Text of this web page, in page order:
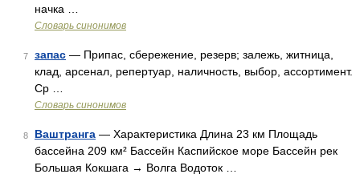
начка …
Словарь синонимов
7 запас — Припас, сбережение, резерв; залежь, житница,
клад, арсенал, репертуар, наличность, выбор, ассортимент.
Ср …
Словарь синонимов
8 Ваштранга — Характеристика Длина 23 км Площадь
бассейна 209 км² Бассейн Каспийское море Бассейн рек
Большая Кокшага → Волга Водоток …